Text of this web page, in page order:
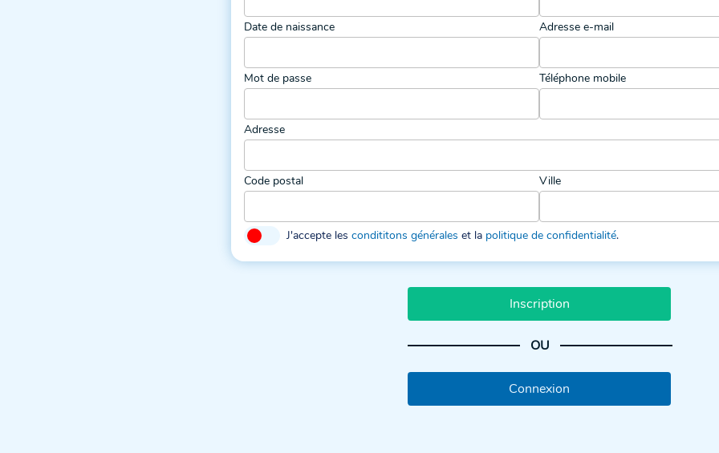
Date de naissance Adresse e-mail
Mot de passe Téléphone mobile
Adresse
Code postal Ville
J'accepte les condititons générales et la politique de confidentialité.
Inscription
OU
Connexion